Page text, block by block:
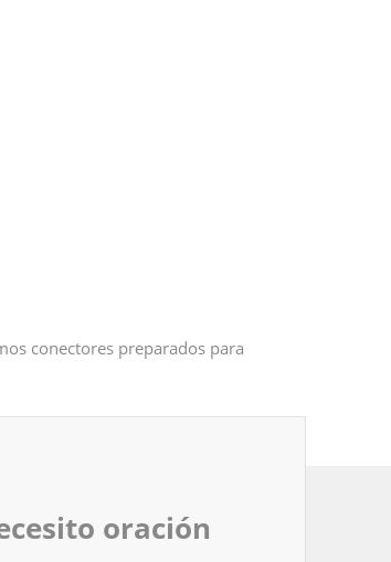
conectores preparados para
oración